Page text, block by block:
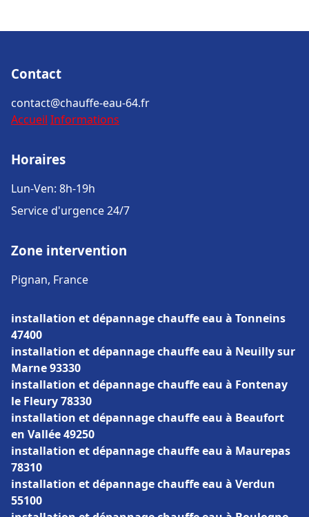
Contact
contact@chauffe-eau-64.fr
Accueil Informations
Horaires
Lun-Ven: 8h-19h
Service d'urgence 24/7
Zone intervention
Pignan, France
installation et dépannage chauffe eau à Tonneins
47400
installation et dépannage chauffe eau à Neuilly sur
Marne 93330
installation et dépannage chauffe eau à Fontenay
le Fleury 78330
installation et dépannage chauffe eau à Beaufort
en Vallée 49250
installation et dépannage chauffe eau à Maurepas
78310
installation et dépannage chauffe eau à Verdun
55100